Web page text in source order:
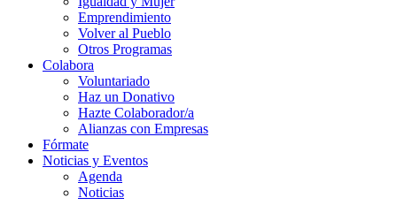
Emprendimiento
Volver al Pueblo
Otros Programas
Colabora
Voluntariado
Haz un Donativo
Hazte Colaborador/a
Alianzas con Empresas
Fórmate
Noticias y Eventos
Agenda
Noticias